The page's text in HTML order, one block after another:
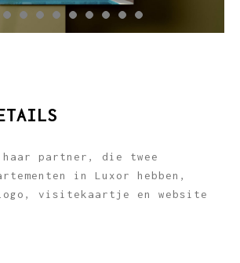
haar partner, die twee
in Luxor hebben,
visitekaartje en website